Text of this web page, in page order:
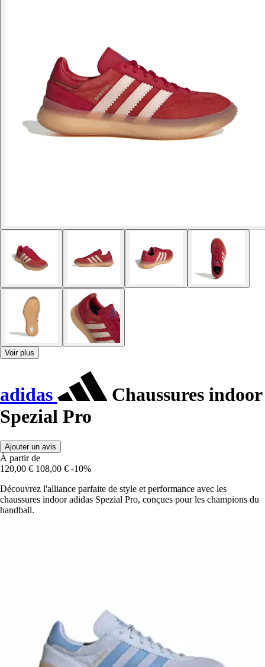
Voir plus
adidas
Chaussures indoor
Spezial Pro
Ajouter un avis
À partir de
120,00 € 108,00 € -10%
Découvrez l'alliance parfaite de style et performance avec les
chaussures indoor adidas Spezial Pro, conçues pour les champions du
handball.